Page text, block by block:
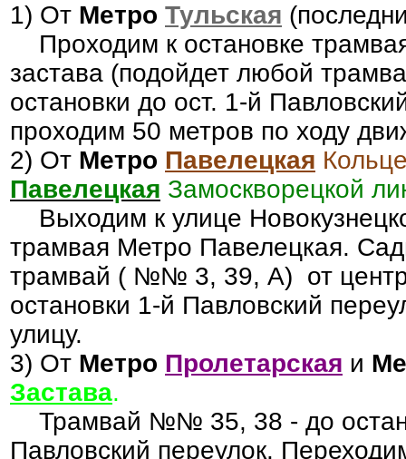
1) От Метро Тульская
Проходим к остановке
застава (подойдет любой
остановки до ост. 1-й
проходим 50 метров по ходу
2) От Метро Павелецкая
Павелецкая Замоскворецкой
Выходим к улице
трамвая Метро Павелецкая.
трамвай ( №№ 3, 39, А) от
остановки 1-й Павловский
улицу.
3) От Метро Пролетарская и
Застава.
Трамвай №№ 35, 38 - до
Павловский переулок.